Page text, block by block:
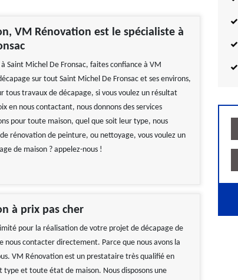
VM Rénovation est le spécialiste à
Saint Michel De Fronsac, faites confiance à VM
sur tout Saint Michel De Fronsac et ses environs,
tous travaux de décapage, si vous voulez un résultat
en nous contactant, nous donnons des services
pour toute maison, quel que soit leur type, nous
rénovation de peinture, ou nettoyage, vous voulez un
de maison ? appelez-nous !
à prix pas cher
pour la réalisation de votre projet de décapage de
nous contacter directement. Parce que nous avons la
VM Rénovation est un prestataire très qualifié en
et toute état de maison. Nous disposons une